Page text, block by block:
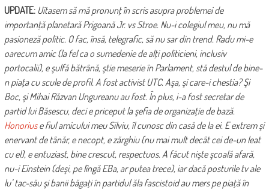
UPDATE: Uitasem să mă pronunţ în scris asupra problemei de
importanţă planetară Prigoană Jr. vs Stroe. Nu-i colegiul meu, nu mă
pasioneză politic. O fac, însă, telegrafic, să nu sar din trend. Radu mi-e
oarecum amic (la fel ca o sumedenie de alţi politicieni, inclusiv
portocalii), e şulfă bătrână, ştie meserie în Parlament, stă destul de bine-
n piaţa cu scule de profil. A fost activist UTC. Aşa, şi care-i chestia? Şi
Boc, şi Mihai Răzvan Ungureanu au fost. În plus, i-a fost secretar de
partid lui Băsescu, deci e priceput la şefia de organizaţie de bază.
Honoriuse fiul amicului meu Silviu, îl cunosc din casă de la ei. E extrem şi
enervant de tânăr, e necopt, e zărghiu (nu mai mult decât cei de-un leat
cu el), e entuziast, bine crescut, respectuos. A făcut nişte şcoală afară,
nu-i Einstein (deşi, pe lîngă EBa, ar putea trece), iar dacă posturile tv ale
lu’ tac-său şi banii băgaţi în partidul ăla fascistoid au mers pe piaţă în